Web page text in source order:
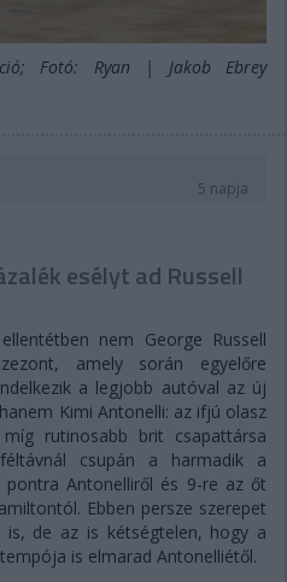
Fotó: Ryan | Jakob Ebrey
5 napja
esélyt ad Russell
nem George Russell
amely során egyelőre
a legjobb autóval az új
Kimi Antonelli: az ifjú olasz
rutinosabb brit csapattársa
csupán a harmadik a
Antonelliről és 9-re az őt
Ebben persze szerepet
de az is kétségtelen, hogy a
is elmarad Antonelliétől.